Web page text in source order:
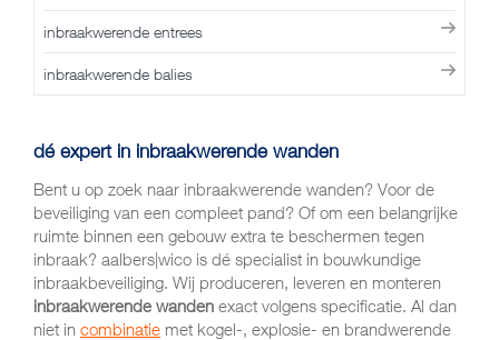
inbraakwerende entrees
inbraakwerende balies
dé expert in inbraakwerende wanden
Bent u op zoek naar inbraakwerende wanden? Voor de
beveiliging van een compleet pand? Of om een belangrijke
ruimte binnen een gebouw extra te beschermen tegen
inbraak? aalbers|wico is dé specialist in bouwkundige
inbraakbeveiliging. Wij produceren, leveren en monteren
inbraakwerende wanden exact volgens specificatie. Al dan
niet in combinatie met kogel-, explosie- en brandwerende